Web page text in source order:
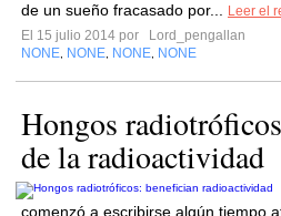
de un sueño fracasado por...
Leer el
El 15 julio 2014 por
Lord_pengallan
NONE NONE NONE NONE
Hongos
de la radioactividad
comenzó a escribirse algún tiempo